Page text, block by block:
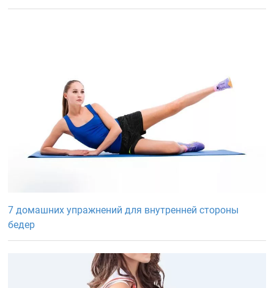
7 домашних упражнений для внутренней стороны
бедер